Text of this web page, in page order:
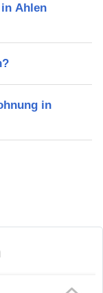
Ahlen
in